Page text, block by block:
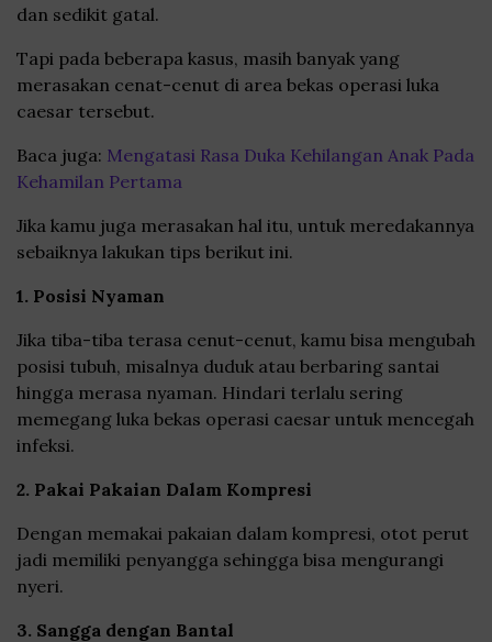
dan sedikit gatal.
Tapi pada beberapa kasus, masih banyak yang
merasakan cenat-cenut di area bekas operasi luka
caesar tersebut.
Baca juga: Mengatasi Rasa Duka Kehilangan Anak Pada
Kehamilan Pertama
Jika kamu juga merasakan hal itu, untuk meredakannya
sebaiknya lakukan tips berikut ini.
1. Posisi Nyaman
Jika tiba-tiba terasa cenut-cenut, kamu bisa mengubah
posisi tubuh, misalnya duduk atau berbaring santai
hingga merasa nyaman. Hindari terlalu sering
memegang luka bekas operasi caesar untuk mencegah
infeksi.
2. Pakai Pakaian Dalam Kompresi
Dengan memakai pakaian dalam kompresi, otot perut
jadi memiliki penyangga sehingga bisa mengurangi
nyeri.
3. Sangga dengan Bantal